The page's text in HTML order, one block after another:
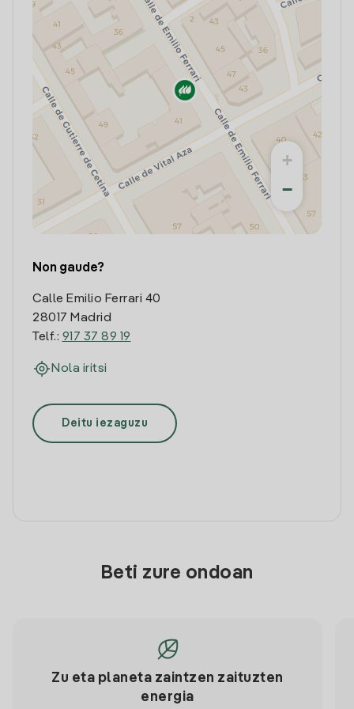
+
−
Non gaude?
Calle Emilio Ferrari 40
28017 Madrid
Telf.: 917 37 89 19
Nola iritsi
Deitu iezaguzu
Beti zure ondoan
Zu eta planeta zaintzen zaituzten
energia